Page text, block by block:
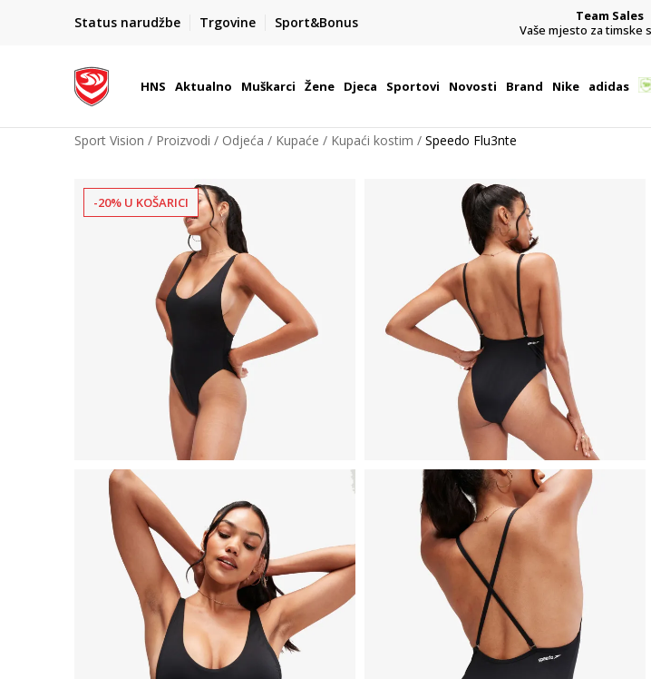
Status narudžbe Trgovine Sport&Bonus
BOX NOW
Dostava 1,50 €
| Više od 800 paketomata u Hrvatskoj
Team Sales
Vaše mjesto za timske
HNS Aktualno Muškarci Žene Djeca Sportovi Novosti Brand Nike adidas
Sport Vision Proizvodi Odjeća Kupaće Kupaći kostim Speedo Flu3nte
-20% U KOŠARICI